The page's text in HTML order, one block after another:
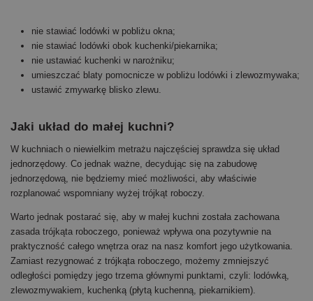
nie stawiać lodówki w pobliżu okna;
nie stawiać lodówki obok kuchenki/piekarnika;
nie ustawiać kuchenki w narożniku;
umieszczać blaty pomocnicze w pobliżu lodówki i zlewozmywaka;
ustawić zmywarkę blisko zlewu.
Jaki układ do małej kuchni?
W kuchniach o niewielkim metrażu najczęściej sprawdza się układ
jednorzędowy. Co jednak ważne, decydując się na zabudowę
jednorzędową, nie będziemy mieć możliwości, aby właściwie
rozplanować wspomniany wyżej trójkąt roboczy.
Warto jednak postarać się, aby w małej kuchni została zachowana
zasada trójkąta roboczego, ponieważ wpływa ona pozytywnie na
praktyczność całego wnętrza oraz na nasz komfort jego użytkowania.
Zamiast rezygnować z trójkąta roboczego, możemy zmniejszyć
odległości pomiędzy jego trzema głównymi punktami, czyli: lodówką,
zlewozmywakiem, kuchenką (płytą kuchenną, piekarnikiem).